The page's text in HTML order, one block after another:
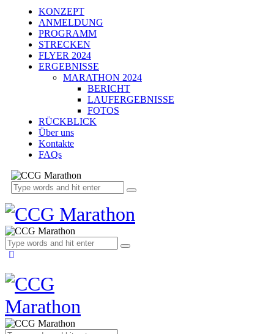
KONZEPT
ANMELDUNG
PROGRAMM
STRECKEN
FLYER 2024
ERGEBNISSE
MARATHON 2024
BERICHT
LAUFERGEBNISSE
FOTOS
RÜCKBLICK
Über uns
Kontakte
FAQs